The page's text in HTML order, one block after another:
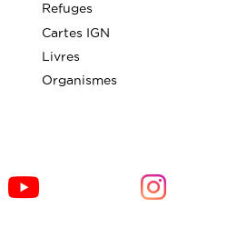
Refuges
Cartes IGN
Livres
Organismes